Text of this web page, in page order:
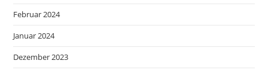
Februar 2024
Januar 2024
Dezember 2023